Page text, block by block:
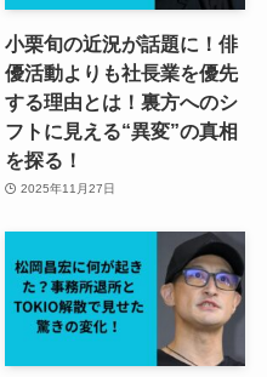
小栗旬の近況が話題に！俳
優活動よりも社長業を優先
する理由とは！裏方へのシ
フトに見える“異変”の真相
を探る！
2025年11月27日